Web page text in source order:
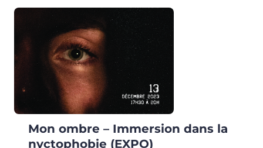
Mon ombre – Immersion dans la
nyctophobie (EXPO)